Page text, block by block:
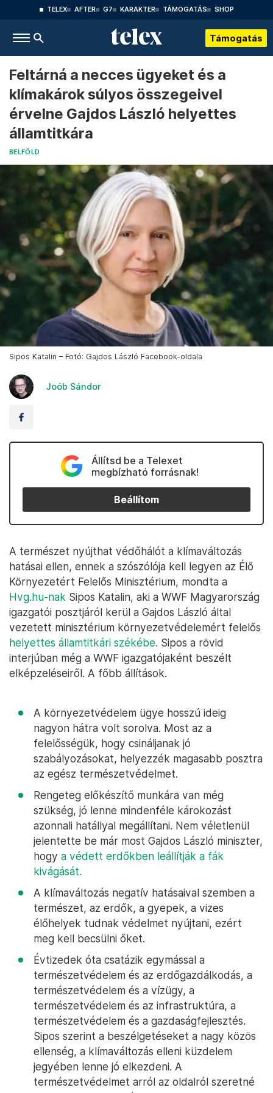
TELEX AFTER G7 KARAKTER TÁMOGATÁS SHOP
Támogatás
Feltárná a necces ügyeket és a
klímakárok súlyos összegeivel
érvelne Gajdos László helyettes
államtitkára
BELFÖLD
Sipos Katalin – Fotó: Gajdos László Facebook-oldala
Joób Sándor
Állítsd be a Telexet
megbízható forrásnak!
Beállítom
A természet nyújthat védőhálót a klímaváltozás
hatásai ellen, ennek a szószólója kell legyen az Élő
Környezetért Felelős Minisztérium, mondta a
Hvg.hu-nak Sipos Katalin, aki a WWF Magyarország
igazgatói posztjáról kerül a Gajdos László által
vezetett minisztérium környezetvédelemért felelős
helyettes államtitkári székébe. Sipos a rövid
interjúban még a WWF igazgatójaként beszélt
elképzeléseiről. A főbb állítások.
A környezetvédelem ügye hosszú ideig
nagyon hátra volt sorolva. Most az a
felelősségük, hogy csináljanak jó
szabályozásokat, helyezzék magasabb posztra
az egész természetvédelmet.
Rengeteg előkészítő munkára van még
szükség, jó lenne mindenféle károkozást
azonnali hatállyal megállítani. Nem véletlenül
jelentette be már most Gajdos László miniszter,
hogy a védett erdőkben leállítják a fák
kivágását.
A klímaváltozás negatív hatásaival szemben a
természet, az erdők, a gyepek, a vizes
élőhelyek tudnak védelmet nyújtani, ezért
meg kell becsülni őket.
Évtizedek óta csatázik egymással a
természetvédelem és az erdőgazdálkodás, a
természetvédelem és a vízügy, a
természetvédelem és az infrastruktúra, a
természetvédelem és a gazdaságfejlesztés.
Sipos szerint a beszélgetéseket a nagy közös
ellenség, a klímaváltozás elleni küzdelem
jegyében lenne jó elkezdeni. A
természetvédelmet arról az oldalról szeretné